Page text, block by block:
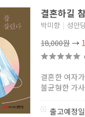
결혼하길
박미향 | 성안
18,000원→
결혼한 여자
불균형한 가
출고예정